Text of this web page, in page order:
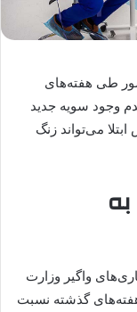
ابتلا به کووید-۱۹ در کشور طی هفته‌های
وجود سویه جدید
می‌تواند زنگ
واگیر وزارت
گذشته نسبت